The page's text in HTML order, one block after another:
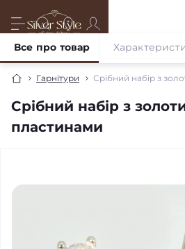
Гарнітури Срібний набір з
Срібний набір з
пластинами
Все про товар